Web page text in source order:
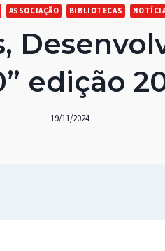
ASSOCIAÇÃO BIBLIOTECAS
edição
19/11/2024